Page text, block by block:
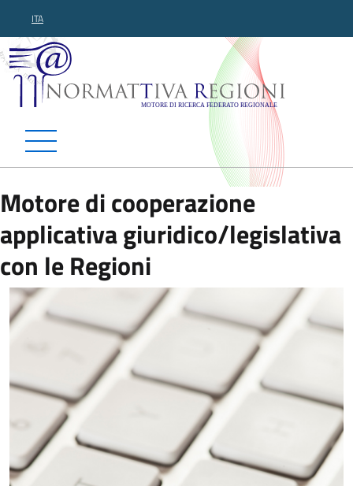
ITA
Normattiva Regioni -
Motore di cooperazione
applicativa giuridico/legislativa
con le Regioni